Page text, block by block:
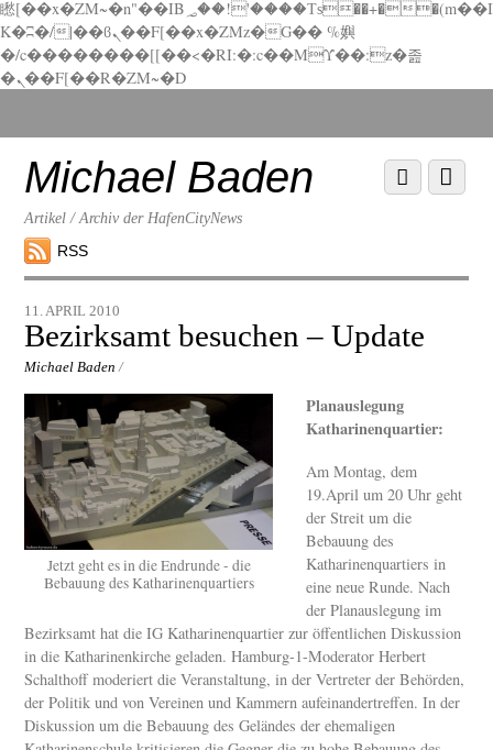
矁[��x�ZM~�n"��IB؃��!'����Тѕ��+��(m��I
K�ʭ�/|��ϐܢ��F[��x�ZMz�G�� %嬩
�/c��������[[��<�RI:�:c��MΎ��:z�졾
�ܢ��F[��R�ZM~�D
down
contentMichael Baden
Artikel / Archiv der HafenCityNews
RSS
Menu
Scroll
down
11. APRIL 2010
Bezirksamt besuchen – Update
Michael Baden /
Jetzt geht es in die Endrunde - die
Bebauung des Katharinenquartiers
Planauslegung
Katharinenquartier:
Am Montag, dem
19.April um 20 Uhr geht
der Streit um die
Bebauung des
Katharinenquartiers in
eine neue Runde. Nach
der Planauslegung im
Bezirksamt hat die IG Katharinenquartier zur öffentlichen Diskussion
in die Katharinenkirche geladen. Hamburg-1-Moderator Herbert
Schalthoff moderiert die Veranstaltung, in der Vertreter der Behörden,
der Politik und von Vereinen und Kammern aufeinandertreffen. In der
Diskussion um die Bebauung des Geländes der ehemaligen